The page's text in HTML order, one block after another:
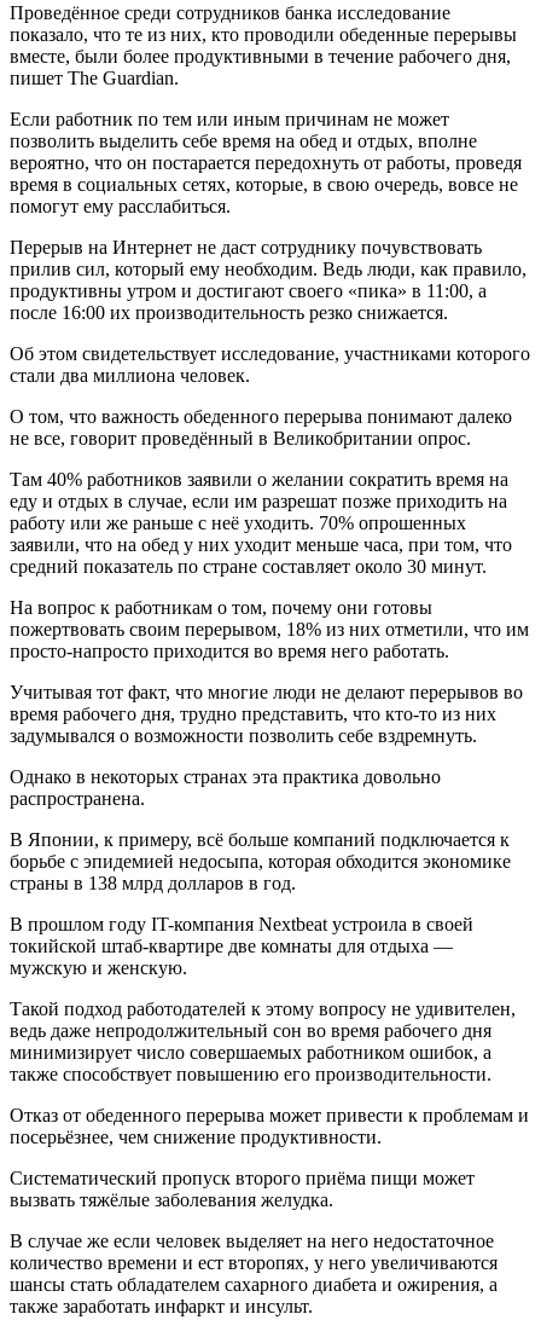
Проведённое среди сотрудников банка исследование
показало, что те из них, кто проводили обеденные перерывы
вместе, были более продуктивными в течение рабочего дня,
пишет The Guardian.
Если работник по тем или иным причинам не может
позволить выделить себе время на обед и отдых, вполне
вероятно, что он постарается передохнуть от работы, проведя
время в социальных сетях, которые, в свою очередь, вовсе не
помогут ему расслабиться.
Перерыв на Интернет не даст сотруднику почувствовать
прилив сил, который ему необходим. Ведь люди, как правило,
продуктивны утром и достигают своего «пика» в 11:00, а
после 16:00 их производительность резко снижается.
Об этом свидетельствует исследование, участниками которого
стали два миллиона человек.
О том, что важность обеденного перерыва понимают далеко
не все, говорит проведённый в Великобритании опрос.
Там 40% работников заявили о желании сократить время на
еду и отдых в случае, если им разрешат позже приходить на
работу или же раньше с неё уходить. 70% опрошенных
заявили, что на обед у них уходит меньше часа, при том, что
средний показатель по стране составляет около 30 минут.
На вопрос к работникам о том, почему они готовы
пожертвовать своим перерывом, 18% из них отметили, что им
просто-напросто приходится во время него работать.
Учитывая тот факт, что многие люди не делают перерывов во
время рабочего дня, трудно представить, что кто-то из них
задумывался о возможности позволить себе вздремнуть.
Однако в некоторых странах эта практика довольно
распространена.
В Японии, к примеру, всё больше компаний подключается к
борьбе с эпидемией недосыпа, которая обходится экономике
страны в 138 млрд долларов в год.
В прошлом году IT-компания Nextbeat устроила в своей
токийской штаб-квартире две комнаты для отдыха —
мужскую и женскую.
Такой подход работодателей к этому вопросу не удивителен,
ведь даже непродолжительный сон во время рабочего дня
минимизирует число совершаемых работником ошибок, а
также способствует повышению его производительности.
Отказ от обеденного перерыва может привести к проблемам и
посерьёзнее, чем снижение продуктивности.
Систематический пропуск второго приёма пищи может
вызвать тяжёлые заболевания желудка.
В случае же если человек выделяет на него недостаточное
количество времени и ест второпях, у него увеличиваются
шансы стать обладателем сахарного диабета и ожирения, а
также заработать инфаркт и инсульт.